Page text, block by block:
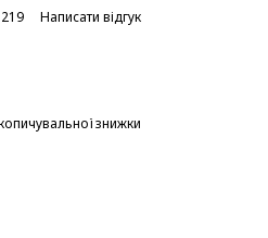
Написати відгук
знижки